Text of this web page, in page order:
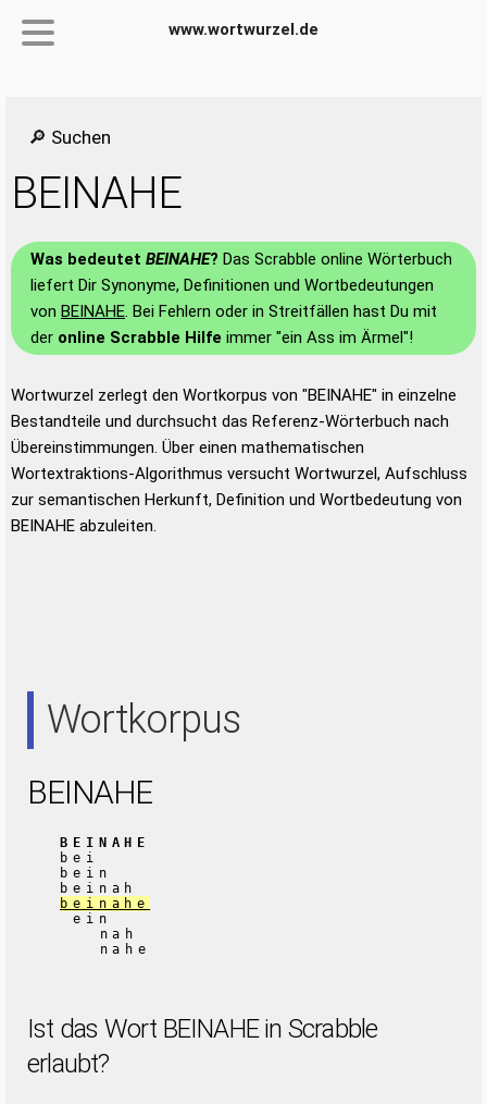
www.wortwurzel.de
🔎 Suchen
BEINAHE
Was bedeutet BEINAHE? Das Scrabble online Wörterbuch
liefert Dir Synonyme, Definitionen und Wortbedeutungen
von BEINAHE. Bei Fehlern oder in Streitfällen hast Du mit
der online Scrabble Hilfe immer "ein Ass im Ärmel"!
Wortwurzel zerlegt den Wortkorpus von "BEINAHE" in einzelne
Bestandteile und durchsucht das Referenz-Wörterbuch nach
Übereinstimmungen. Über einen mathematischen
Wortextraktions-Algorithmus versucht Wortwurzel, Aufschluss
zur semantischen Herkunft, Definition und Wortbedeutung von
BEINAHE abzuleiten.
Wortkorpus
BEINAHE
BEINAHE
bei
bein
beinah
beinahe
ein
nah
nahe
Ist das Wort BEINAHE in Scrabble
erlaubt?